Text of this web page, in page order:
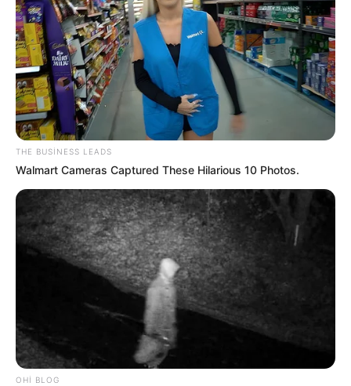
20:44 / 06 Avqust 2026 SİYASƏT
Zelenski Ceyhun Bayramovuqəbul edib
78
20:34 / 06 Avqust 2026 CƏMİYYƏT
THE BUSINESS LEADS
Walmart Cameras Captured These Hilarious 10 Photos.
OHI BLOG